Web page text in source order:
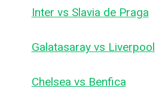
Inter vs Slavia de Praga
Galatasaray vs Liverpool
Chelsea vs Benfica